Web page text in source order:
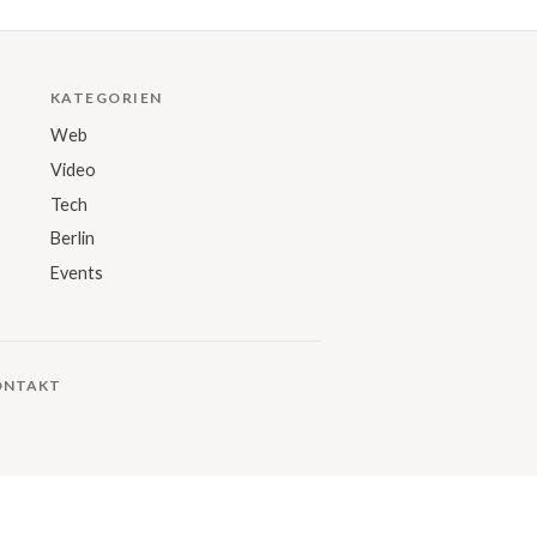
KATEGORIEN
Web
Video
Tech
Berlin
Events